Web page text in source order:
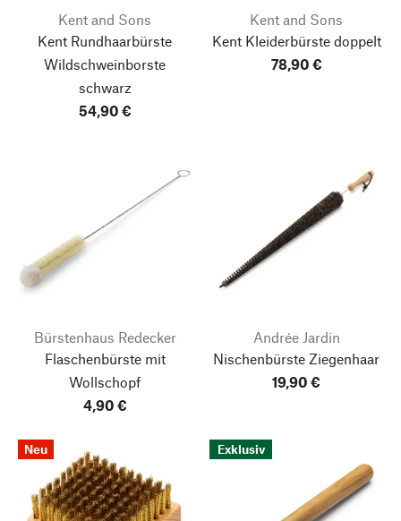
Kent and Sons
Kent Rundhaarbürste
Wildschweinborste
schwarz
54,90 €
Kent and Sons
Kent Kleiderbürste doppelt
78,90 €
Bürstenhaus Redecker
Flaschenbürste mit
Wollschopf
4,90 €
Andrée Jardin
Nischenbürste Ziegenhaar
19,90 €
Neu Exklusiv